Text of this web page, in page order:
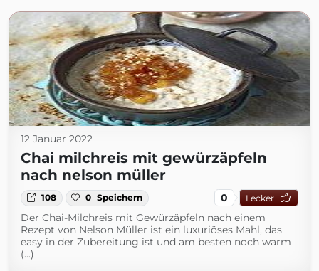
12 Januar 2022
Chai milchreis mit gewürzäpfeln
nach nelson müller
108 0 Speichern 0 Lecker
Der Chai-Milchreis mit Gewürzäpfeln nach einem
Rezept von Nelson Müller ist ein luxuriöses Mahl, das
easy in der Zubereitung ist und am besten noch warm
(...)